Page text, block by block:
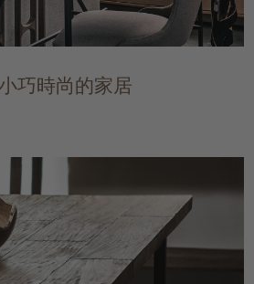
巧時尚的家居